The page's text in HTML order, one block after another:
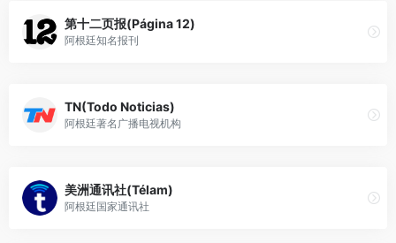
第十二页报(Página 12)
阿根廷知名报刊
TN(Todo Noticias)
阿根廷著名广播电视机构
美洲通讯社(Télam)
阿根廷国家通讯社